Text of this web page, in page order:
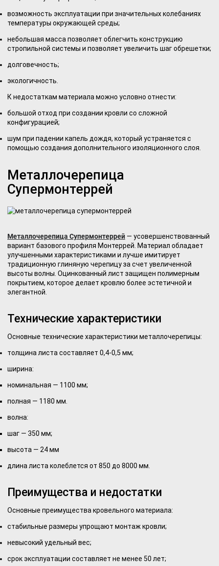
возможность эксплуатации при значительных колебаниях
температуры окружающей среды;
небольшая масса позволяет облегчить конструкцию
стропильной системы и позволяет увеличить шаг обрешетки;
долговечность;
экологичность.
К недостаткам материала можно условно отнести:
большой отход при создании кровли со сложной
конфигурацией;
шум при падении капель дождя, который устраняется с
помощью создания дополнительного изоляционного слоя.
Металлочерепица
Супермонтеррей
Металлочерепица Супермонтеррей — усовершенствованный
вариант базового профиля Монтеррей. Материал обладает
улучшенными характеристиками и лучше имитирует
традиционную глиняную черепицу за счет увеличенной
высоты волны. Оцинкованный лист защищен полимерным
покрытием, которое делает кровлю более эстетичной и
элегантной.
Технические характеристики
Основные технические характеристики металлочерепицы:
толщина листа составляет 0,4-0,5 мм;
ширина:
номинальная — 1100 мм;
полная — 1180 мм.
волна:
шаг — 350 мм;
высота — 24 мм
длина листа колеблется от 850 до 8000 мм.
Преимущества и недостатки
Основные преимущества кровельного материала:
стабильные размеры упрощают монтаж кровли;
невысокий удельный вес;
срок эксплуатации составляет не менее 50 лет;